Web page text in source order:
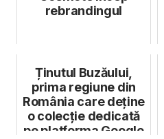
rebrandingul
Ținutul Buzăului,
prima regiune din
România care deține
o colecție dedicată
pe platforma Google